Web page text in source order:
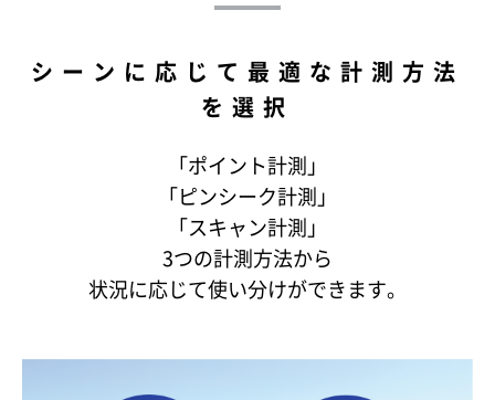
シーンに応じて最適な計測方法
を選択
「ポイント計測」
「ピンシーク計測」
「スキャン計測」
3つの計測方法から
状況に応じて使い分けができます。